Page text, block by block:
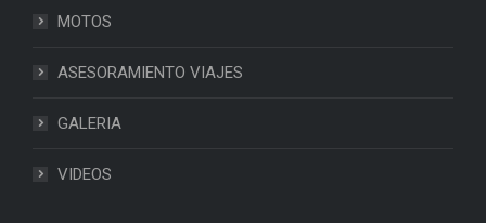
MOTOS
ASESORAMIENTO VIAJES
GALERIA
VIDEOS